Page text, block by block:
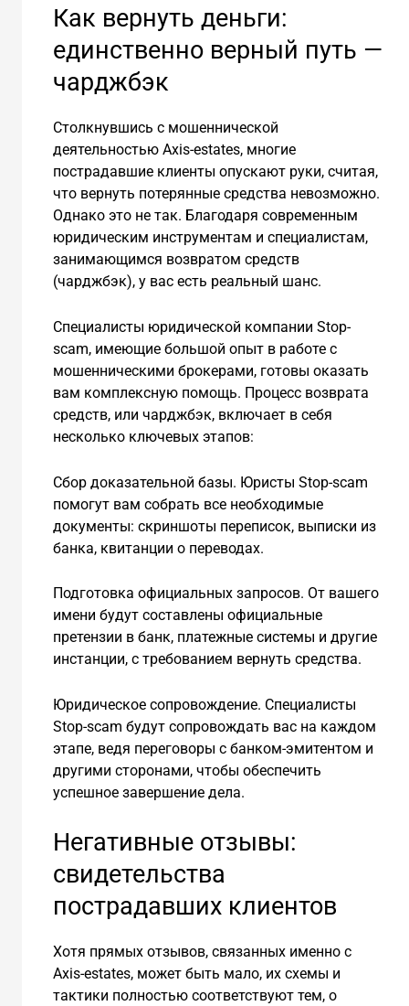
Как вернуть деньги:
единственно верный путь —
чарджбэк
Столкнувшись с мошеннической
деятельностью Axis-estates, многие
пострадавшие клиенты опускают руки, считая,
что вернуть потерянные средства невозможно.
Однако это не так. Благодаря современным
юридическим инструментам и специалистам,
занимающимся возвратом средств
(чарджбэк), у вас есть реальный шанс.
Специалисты юридической компании Stop-
scam, имеющие большой опыт в работе с
мошенническими брокерами, готовы оказать
вам комплексную помощь. Процесс возврата
средств, или чарджбэк, включает в себя
несколько ключевых этапов:
Сбор доказательной базы. Юристы Stop-scam
помогут вам собрать все необходимые
документы: скриншоты переписок, выписки из
банка, квитанции о переводах.
Подготовка официальных запросов. От вашего
имени будут составлены официальные
претензии в банк, платежные системы и другие
инстанции, с требованием вернуть средства.
Юридическое сопровождение. Специалисты
Stop-scam будут сопровождать вас на каждом
этапе, ведя переговоры с банком-эмитентом и
другими сторонами, чтобы обеспечить
успешное завершение дела.
Негативные отзывы:
свидетельства
пострадавших клиентов
Хотя прямых отзывов, связанных именно с
Axis-estates, может быть мало, их схемы и
тактики полностью соответствуют тем, о